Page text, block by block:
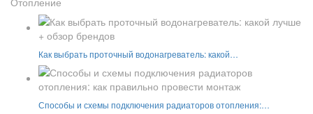
Как выбрать проточный водонагреватель: какой…
Способы и схемы подключения радиаторов отопления:…